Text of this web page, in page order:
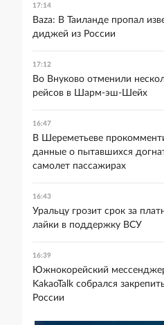
17:14
Baza: В Таиланде пропал
диджей из России
17:12
Во Внуково отменили
рейсов в Шарм-эш-Шейх
16:47
В Шереметьеве
данные о пытавшихся
самолет пассажирах
16:43
Уральцу грозит срок за
лайки в поддержку ВСУ
16:39
Южнокорейский
KakaoTalk собрался
России